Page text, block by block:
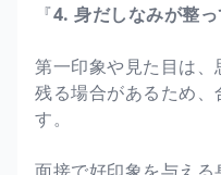
『4. 身だしなみが整っ
第一印象や見た目は
残る場合があるため、
す。
面接で好印象を与える